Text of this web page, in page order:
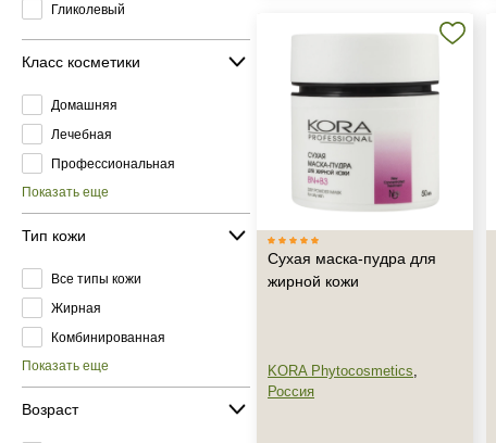
Гликолевый
Класс косметики
Домашняя
Лечебная
Профессиональная
Показать еще
Тип кожи
Все типы кожи
Жирная
Комбинированная
Показать еще
Возраст
Сухая маска-пудра для
жирной кожи
KORA Phytocosmetics,
Россия